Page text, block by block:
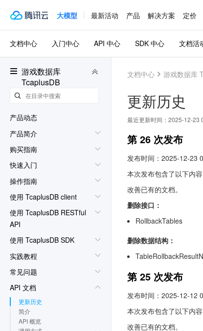
大模型 最新活动 产品 解决方案 定价
游戏数据库
TcaplusDB
产品动态
产品简介
购买指南
快速入门
操作指南
使用 TcaplusDB client
使用 TcaplusDB RESTful
API
使用 TcaplusDB SDK
实践教程
常见问题
API 文档
更新历史
简介
API 概览
文档中心 入门中心 API 中心 SDK 中心 文档活
文档中心 游戏数据库
更新历史
最近更新时间： 2025-12-23
第 26 次发布
发布时间：2025-12-23
本次发布包含了以下内容
改善已有的文档。
删除接口：
RollbackTables
删除数据结构：
第 25 次发布
发布时间：2025-12-12
本次发布包含了以下内容
改善已有的文档。